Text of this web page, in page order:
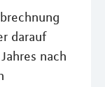
darauf
nach